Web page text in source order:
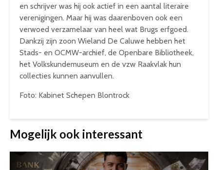
en schrijver was hij ook actief in een aantal literaire
verenigingen. Maar hij was daarenboven ook een
verwoed verzamelaar van heel wat Brugs erfgoed.
Dankzij zijn zoon Wieland De Caluwe hebben het
Stads- en OCMW-archief, de Openbare Bibliotheek,
het Volkskundemuseum en de vzw Raakvlak hun
collecties kunnen aanvullen.
Foto: Kabinet Schepen Blontrock
Mogelijk ook interessant